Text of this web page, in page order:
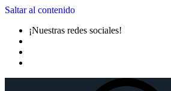
Saltar al contenido
¡Nuestras redes sociales!